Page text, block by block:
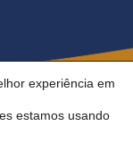
experiência em
estamos usando